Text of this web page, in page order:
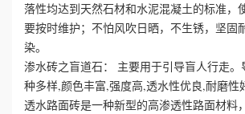
落性均达到天然石材和水泥混凝土的标准，
要按时维护；不怕风吹日晒，不生锈，坚固
染。
渗水砖之盲道石： 主要用于引导盲人行走。
种多样,颜色丰富,强度高,透水性优良,耐磨性
透水路面砖是一种新型的高渗透性路面材料